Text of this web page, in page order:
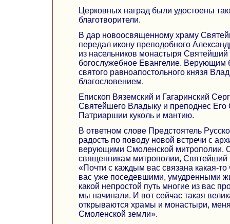
Церковных наград были удостоены
благотворители.
В дар новоосвященному храму
передал икону преподобного
из насельников монастыря
богослужебное Евангелие. Верующим
святого равноапостольного князя
благословением.
Епископ Вяземский и Гагаринский
Святейшего Владыку и преподнес Его
Патриаршии куколь и мантию.
В ответном слове Предстоятель
радость по поводу новой встречи с
верующими Смоленской митрополии.
священникам митрополии, Святейший
«Почти с каждым вас связана какая-
вас уже поседевшими, умудренными
какой непростой путь многие из вас
мы начинали. И вот сейчас такая
открываются храмы и монастыри,
Смоленской земли».